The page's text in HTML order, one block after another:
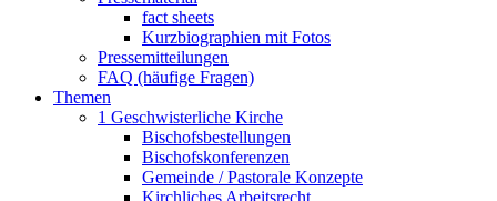
fact sheets
Kurzbiographien mit Fotos
Pressemitteilungen
FAQ (häufige Fragen)
Themen
1 Geschwisterliche Kirche
Bischofsbestellungen
Bischofskonferenzen
Gemeinde / Pastorale Konzepte
Kirchliches Arbeitsrecht